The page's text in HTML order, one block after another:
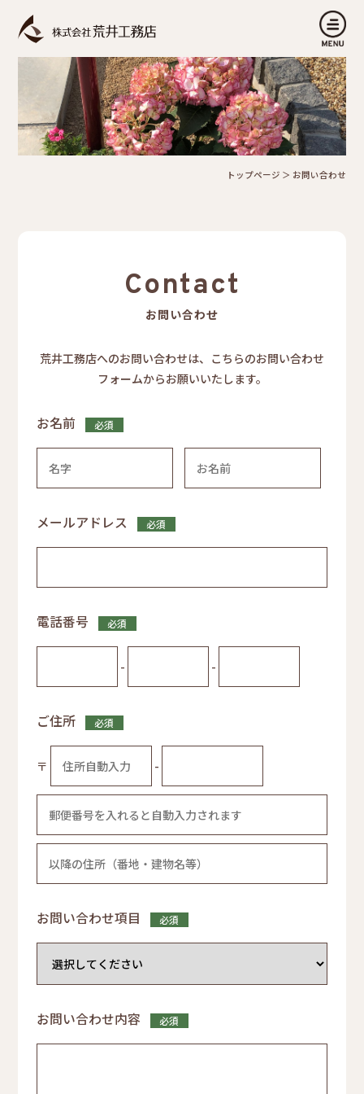
トップページ ＞ お問い合わせ
Contact
お問い合わせ
荒井工務店へのお問い合わせは、こちらのお問い合わせ
フォームからお願いいたします。
お名前 必須
メールアドレス 必須
電話番号 必須
- -
ご住所 必須
〒 -
お問い合わせ項目 必須
お問い合わせ内容 必須